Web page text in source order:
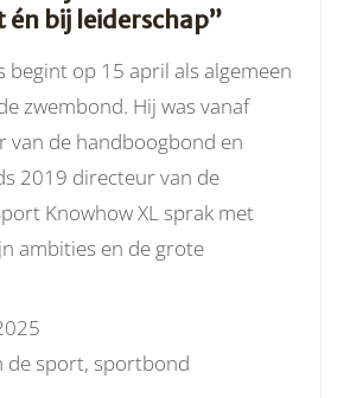
bij leiderschap”
begint op 15 april als algemeen
zwembond. Hij was vanaf
van de handboogbond en
2019 directeur van de
Knowhow XL sprak met
ambities en de grote
de sport, sportbond